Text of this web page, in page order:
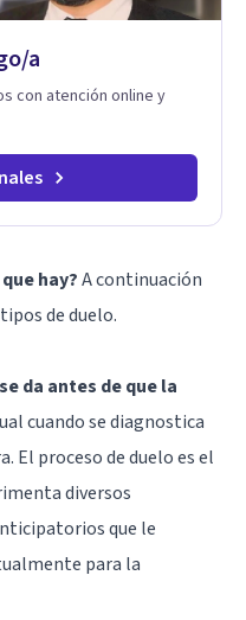
profunda, permitiendo
Milena Jiménez Duque
Porque
tu forma de pensar,
a
con atención online y
hay?A continuación
de duelo.
se da antes de que la
cuando se diagnostica
El proceso de duelo es el
diversos
que le
para la